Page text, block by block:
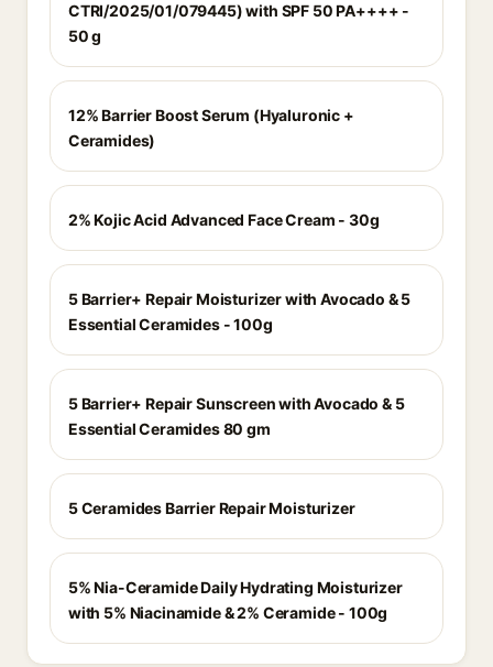
CTRI/2025/01/079445) with SPF 50 PA++++ -
50 g
12% Barrier Boost Serum (Hyaluronic +
Ceramides)
2% Kojic Acid Advanced Face Cream - 30g
5 Barrier+ Repair Moisturizer with Avocado & 5
Essential Ceramides - 100g
5 Barrier+ Repair Sunscreen with Avocado & 5
Essential Ceramides 80 gm
5 Ceramides Barrier Repair Moisturizer
5% Nia-Ceramide Daily Hydrating Moisturizer
with 5% Niacinamide & 2% Ceramide - 100g